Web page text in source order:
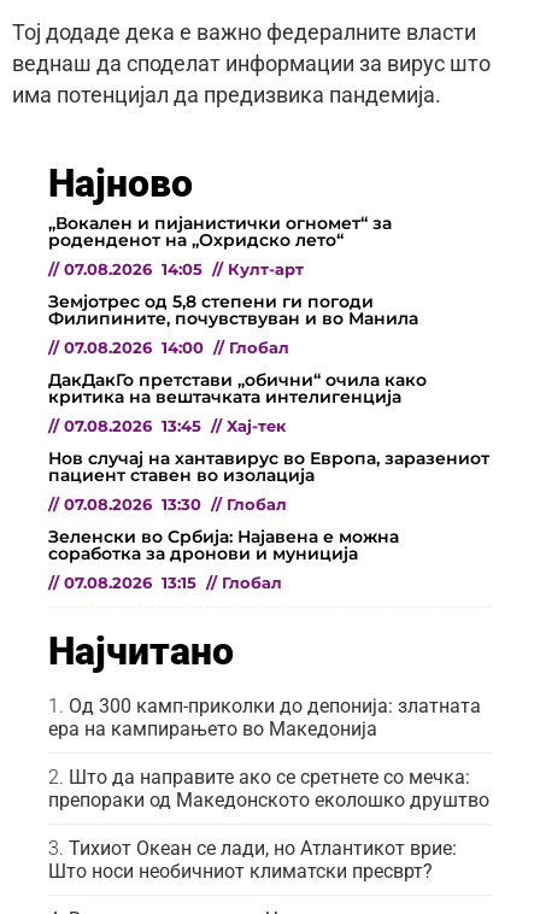
Тој додаде дека е важно федералните власти
веднаш да споделат информации за вирус што
има потенцијал да предизвика пандемија.
Најново
„Вокален и пијанистички огномет“ за
роденденот на „Охридско лето“
// 07.08.2026 14:05 // Култ-арт
Земјотрес од 5,8 степени ги погоди
Филипините, почувствуван и во Манила
// 07.08.2026 14:00 // Глобал
ДакДакГо претстави „обични“ очила како
критика на вештачката интелигенција
// 07.08.2026 13:45 // Хај-тек
Нов случај на хантавирус во Европа, заразениот
пациент ставен во изолација
// 07.08.2026 13:30 // Глобал
Зеленски во Србија: Најавена е можна
соработка за дронови и муниција
// 07.08.2026 13:15 // Глобал
Најчитано
Од 300 камп-приколки до депонија: златната
ера на кампирањето во Македонија
Што да направите ако се сретнете со мечка:
препораки од Македонското еколошко друштво
Тихиот Океан се лади, но Атлантикот врие:
Што носи необичниот климатски пресврт?